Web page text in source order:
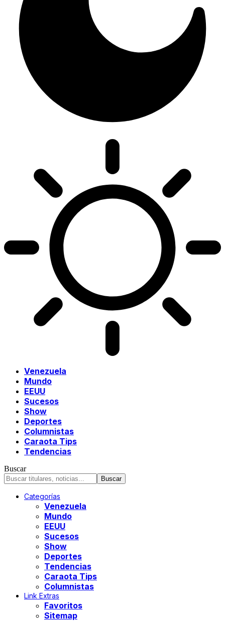
Venezuela
Mundo
EEUU
Sucesos
Show
Deportes
Columnistas
Caraota Tips
Tendencias
Buscar
Categorías
Venezuela
Mundo
EEUU
Sucesos
Show
Deportes
Tendencias
Caraota Tips
Columnistas
Link Extras
Favoritos
Sitemap